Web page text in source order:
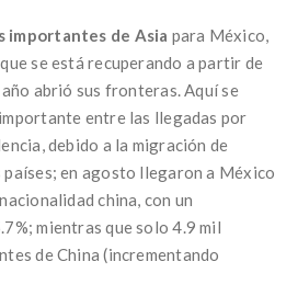
importantes de Asia para México,
se está recuperando a partir de
abrió sus fronteras. Aquí se
entre las llegadas por
debido a la migración de
en agosto llegaron a México
china, con un
mientras que solo 4.9 mil
de China (incrementando